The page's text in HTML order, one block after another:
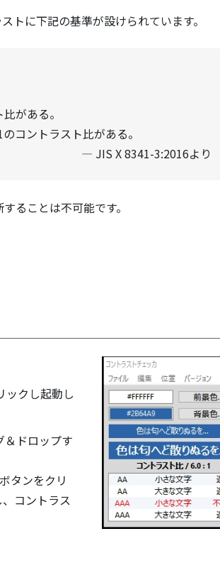
トに下記の基準が設けられています。
がある。
コントラスト比がある。
JIS X 8341-3:2016より
ることは不可能です。
ックし起動し
ドロップす
タンをクリ
コントラス